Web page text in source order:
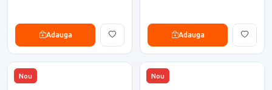
Adauga Adauga
Nou Nou